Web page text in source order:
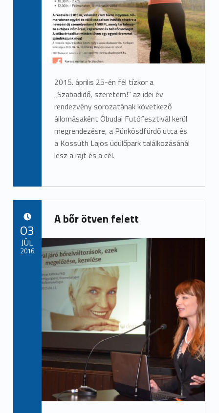
2015. április 25-én fél tízkor a
„Szabadidő, szeretem!” az idei év
rendezvény sorozatának következő
állomásaként Óbudai Futófesztivál kerül
megrendezésre, a Pünkösdfürdő utca és
a Kossuth Lajos üdülőpark találkozásánál
lesz a rajt és a cél.
A bőr ötven felett
03
JÚL
2016